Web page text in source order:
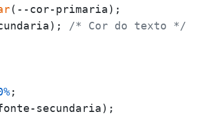
(--cor-primaria);
/* Cor do texto */
;
secundaria);